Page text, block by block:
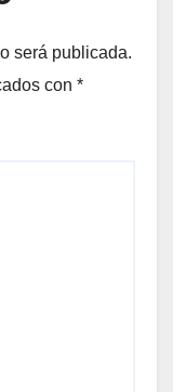
será publicada.
con *